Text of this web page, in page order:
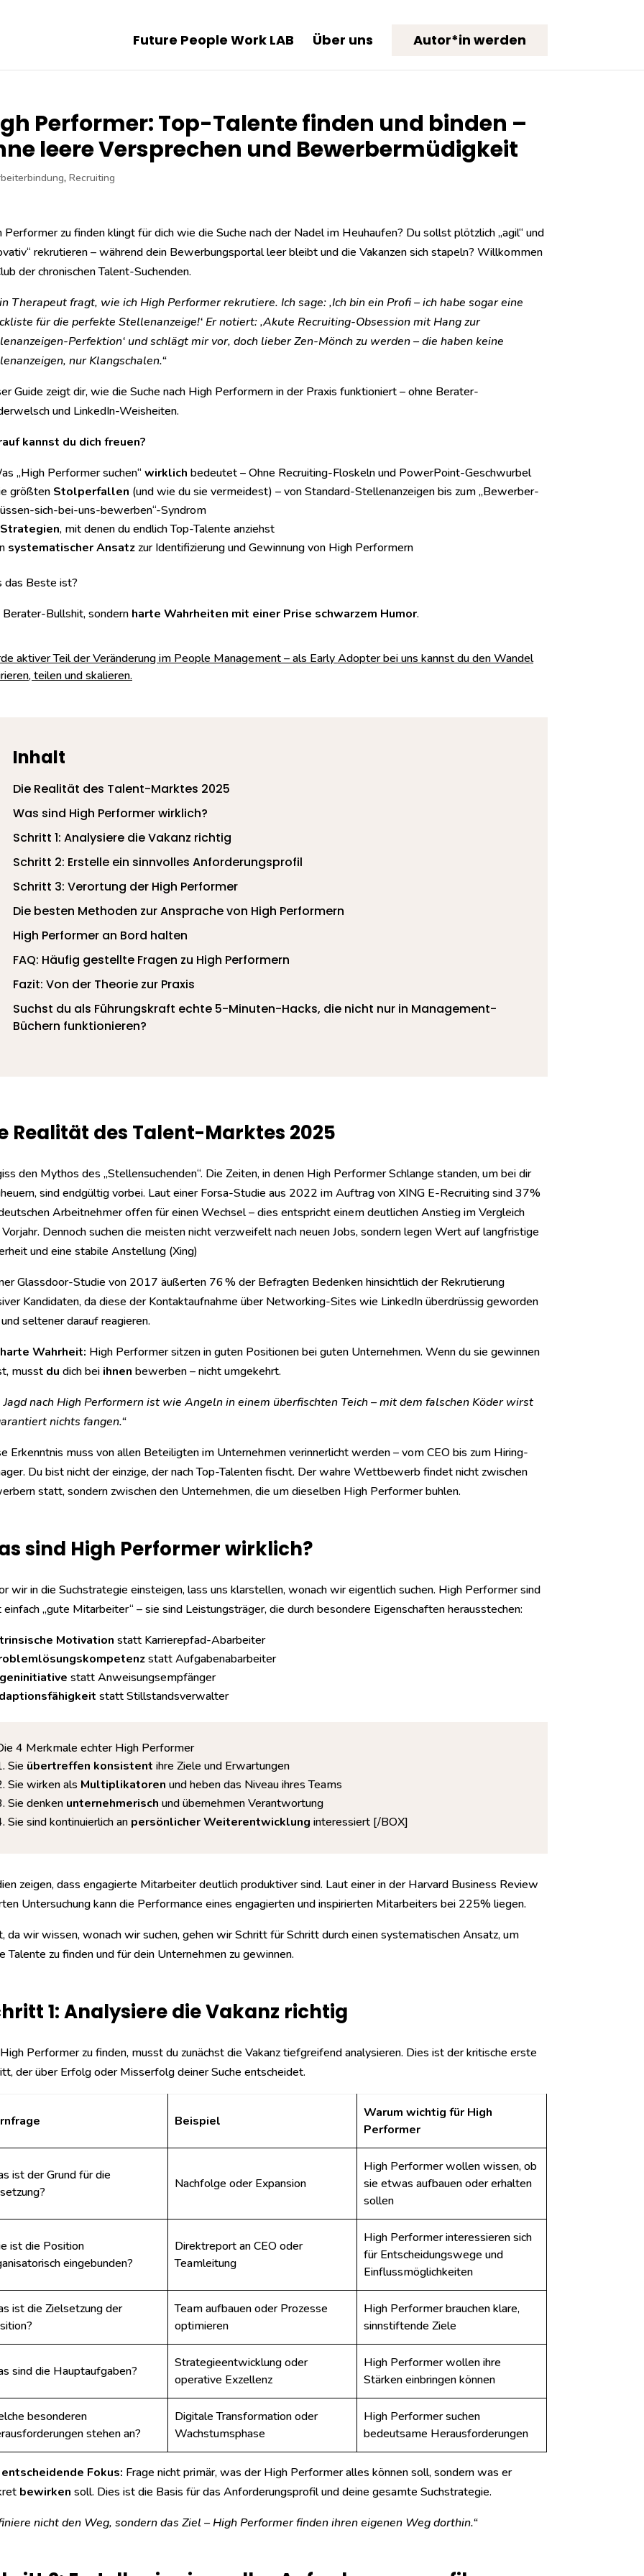
Future People Work LAB Über uns Autor*in werden
Performer: Top-Talente finden und binden –
leere Versprechen und Bewerbermüdigkeit
, Recruiting
Performer zu finden klingt für dich wie die Suche nach der Nadel im Heuhaufen? Du sollst plötzlich „agil“ und
rekrutieren – während dein Bewerbungsportal leer bleibt und die Vakanzen sich stapeln? Willkommen
der chronischen Talent-Suchenden.
Therapeut fragt, wie ich High Performer rekrutiere. Ich sage: ‚Ich bin ein Profi – ich habe sogar eine
für die perfekte Stellenanzeige!‘ Er notiert: ‚Akute Recruiting-Obsession mit Hang zur
Perfektion‘ und schlägt mir vor, doch lieber Zen-Mönch zu werden – die haben keine
nur Klangschalen.“
Guide zeigt dir, wie die Suche nach High Performern in der Praxis funktioniert – ohne Berater-
und LinkedIn-Weisheiten.
kannst du dich freuen?
„High Performer suchen“ wirklich bedeutet – Ohne Recruiting-Floskeln und PowerPoint-Geschwurbel
größten Stolperfallen (und wie du sie vermeidest) – von Standard-Stellenanzeigen bis zum „Bewerber-
sich-bei-uns-bewerben“-Syndrom
, mit denen du endlich Top-Talente anziehst
systematischer Ansatzzur Identifizierung und Gewinnung von High Performern
das Beste ist?
Berater-Bullshit, sondern harte Wahrheiten mit einer Prise schwarzem Humor.
aktiver Teil der Veränderung im People Management – als Early Adopter bei uns kannst du den Wandel
teilen und skalieren.
Inhalt
Die Realität des Talent-Marktes 2025
Was sind High Performer wirklich?
Schritt 1: Analysiere die Vakanz richtig
Schritt 2: Erstelle ein sinnvolles Anforderungsprofil
Schritt 3: Verortung der High Performer
Die besten Methoden zur Ansprache von High Performern
High Performer an Bord halten
FAQ: Häufig gestellte Fragen zu High Performern
Fazit: Von der Theorie zur Praxis
Suchst du als Führungskraft echte 5-Minuten-Hacks, die nicht nur in Management-
Büchern funktionieren?
Realität des Talent-Marktes 2025
den Mythos des „Stellensuchenden“. Die Zeiten, in denen High Performer Schlange standen, um bei dir
sind endgültig vorbei. Laut einer Forsa-Studie aus 2022 im Auftrag von XING E-Recruiting sind 37%
Arbeitnehmer offen für einen Wechsel – dies entspricht einem deutlichen Anstieg im Vergleich
Dennoch suchen die meisten nicht verzweifelt nach neuen Jobs, sondern legen Wert auf langfristige
und eine stabile Anstellung (Xing)
Glassdoor-Studie von 2017 äußerten 76 % der Befragten Bedenken hinsichtlich der Rekrutierung
Kandidaten, da diese der Kontaktaufnahme über Networking-Sites wie LinkedIn überdrüssig geworden
seltener darauf reagieren.
Wahrheit: High Performer sitzen in guten Positionen bei guten Unternehmen. Wenn du sie gewinnen
musst du dich bei ihnen bewerben – nicht umgekehrt.
Jagd nach High Performern ist wie Angeln in einem überfischten Teich – mit dem falschen Köder wirst
nichts fangen.“
Erkenntnis muss von allen Beteiligten im Unternehmen verinnerlicht werden – vom CEO bis zum Hiring-
Du bist nicht der einzige, der nach Top-Talenten fischt. Der wahre Wettbewerb findet nicht zwischen
statt, sondern zwischen den Unternehmen, die um dieselben High Performer buhlen.
sind High Performer wirklich?
wir in die Suchstrategie einsteigen, lass uns klarstellen, wonach wir eigentlich suchen. High Performer sind
einfach „gute Mitarbeiter“ – sie sind Leistungsträger, die durch besondere Eigenschaften herausstechen:
Motivation statt Karrierepfad-Abarbeiter
statt Aufgabenabarbeiter
statt Anweisungsempfänger
statt Stillstandsverwalter
4 Merkmale echter High Performer
Sie übertreffen konsistent ihre Ziele und Erwartungen
Sie wirken als Multiplikatoren und heben das Niveau ihres Teams
Sie denken unternehmerisch und übernehmen Verantwortung
Sie sind kontinuierlich an persönlicher Weiterentwicklung interessiert [/BOX]
zeigen, dass engagierte Mitarbeiter deutlich produktiver sind. Laut einer in derHarvard Business Review
Untersuchung kann die Performance eines engagierten und inspirierten Mitarbeiters bei 225% liegen.
da wir wissen, wonach wir suchen, gehen wir Schritt für Schritt durch einen systematischen Ansatz, um
Talente zu finden und für dein Unternehmen zu gewinnen.
1: Analysiere die Vakanz richtig
Performer zu finden, musst du zunächst die Vakanz tiefgreifend analysieren. Dies ist der kritische erste
der über Erfolg oder Misserfolg deiner Suche entscheidet.
Beispiel
Warum wichtig für High
Performer
ist der Grund für die
Nachfolge oder Expansion
High Performer wollen wissen, ob
sie etwas aufbauen oder erhalten
sollen
ist die Position
eingebunden?
Direktreport an CEO oder
Teamleitung
High Performer interessieren sich
für Entscheidungswege und
Einflussmöglichkeiten
ist die Zielsetzung der
Team aufbauen oder Prozesse
optimieren
High Performer brauchen klare,
sinnstiftende Ziele
sind die Hauptaufgaben?
Strategieentwicklung oder
operative Exzellenz
High Performer wollen ihre
Stärken einbringen können
besonderen
stehen an?
Digitale Transformation oder
Wachstumsphase
High Performer suchen
bedeutsame Herausforderungen
Fokus: Frage nicht primär, was der High Performer alles können soll, sondern was er
bewirken soll. Dies ist die Basis für das Anforderungsprofil und deine gesamte Suchstrategie.
nicht den Weg, sondern das Ziel – High Performer finden ihren eigenen Weg dorthin.“